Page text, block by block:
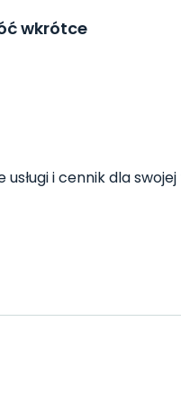
wkrótce
i cennik dla